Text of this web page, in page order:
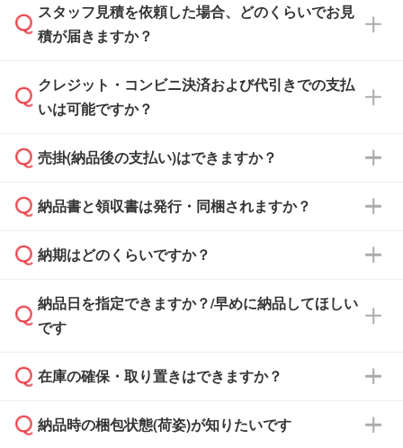
可能です。見積・注文フォームにて『ゲストの
まま進む』ボタンからお進みのうえ、ご依頼く
スタッフ見積を依頼した場合、どのくらいでお見
積が届きますか？
通常、翌営業日までにお送りしております。混
雑状況によっては、お時間をいただくこともご
依頼いただいた場合は、翌営業日以降のご連絡
クレジット・コンビニ決済および代引きでの支払
いは可能ですか？
銀行振込のみのご対応となります。
売掛(納品後の支払い)はできますか？
基本的には先入金をお願いしておりますが、自
どの場合は、月末締め翌月末払いに対応可能で
また、卒業・卒園記念品で対策委員会や個人様
校や幼稚園・保育園であれば、同様の条件でご
ご希望の際は担当スタッフまでお気軽にご相談
ください。
納品書と領収書は発行・同梱されますか？
納品書・領収書は ご依頼をいただいた場合の
ず、通常はPDFデータをメール添付でお送りし
ます。
たは注文フォームの『ご注文に関する備考欄』
納期はどのくらいですか？
・印刷する場合(500個程度)
ご入金、イメージ画像の校了から約2週間～2
ご入金確認後、1～2営業日で出荷いたしま
納品日を指定できますか？/早めに納品してほしい
です
ご希望の納期がある場合は、お問い合わせ・お
い。
在庫の確保・取り置きはできますか？
ご入金確認後に在庫を確保し、注文確定のご連
納品時の梱包状態(荷姿)が知りたいです